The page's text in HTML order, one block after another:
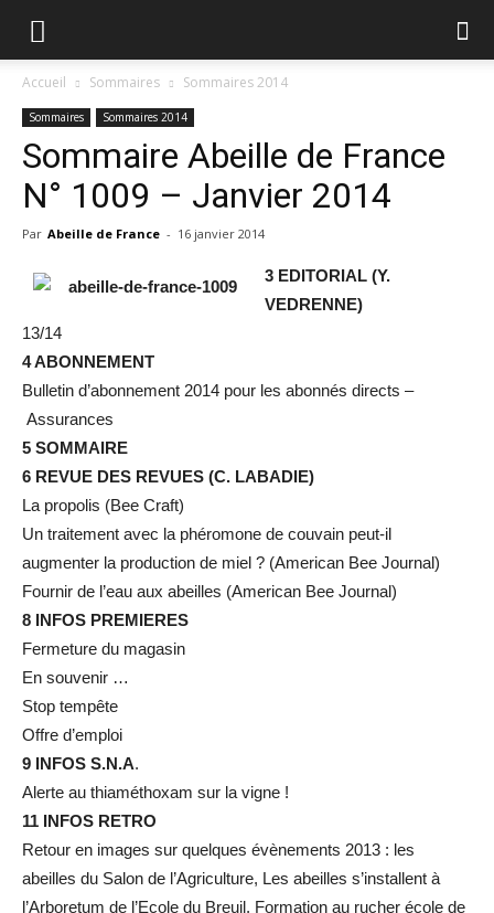
Accueil Sommaires Sommaires 2014
Sommaires Sommaires 2014
Sommaire Abeille de France
N° 1009 – Janvier 2014
Par Abeille de France - 16 janvier 2014
3 EDITORIAL (Y.
VEDRENNE)
13/14
4 ABONNEMENT
Bulletin d’abonnement 2014 pour les abonnés directs –
Assurances
5 SOMMAIRE
6 REVUE DES REVUES (C. LABADIE)
La propolis (Bee Craft)
Un traitement avec la phéromone de couvain peut-il
augmenter la production de miel ? (American Bee Journal)
Fournir de l’eau aux abeilles (American Bee Journal)
8 INFOS PREMIERES
Fermeture du magasin
En souvenir …
Stop tempête
Offre d’emploi
9 INFOS S.N.A.
Alerte au thiaméthoxam sur la vigne !
11 INFOS RETRO
Retour en images sur quelques évènements 2013 : les
abeilles du Salon de l’Agriculture, Les abeilles s’installent à
l’Arboretum de l’Ecole du Breuil, Formation au rucher école de